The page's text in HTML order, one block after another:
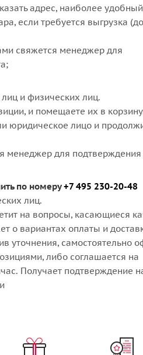
адрес, наиболее удобный
если требуется выгрузка
свяжется менеджер для
и физических лиц.
и помещаете их в
юридическое лицо и
менеджер для подтверждения
по номеру+7 495 230-20-48
лиц.
на вопросы, касающиеся
о вариантах оплаты и
уточнения, самостоятельно
либо соглашается на
Получает подтверждение